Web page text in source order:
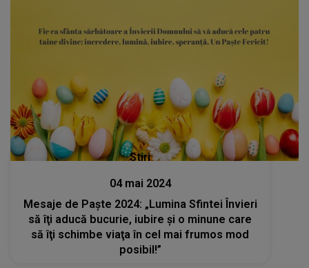
Stiri
04 mai 2024
Mesaje de Paște 2024: „Lumina Sfintei Învieri
să îţi aducă bucurie, iubire şi o minune care
să îţi schimbe viaţa în cel mai frumos mod
posibil!”